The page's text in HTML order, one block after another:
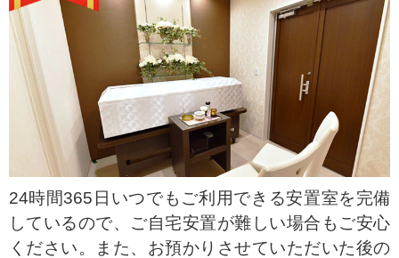
24時間365日いつでもご利用できる安置室を完備
しているので、ご自宅安置が難しい場合もご安心
ください。また、お預かりさせていただいた後の